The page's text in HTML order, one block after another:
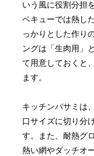
いう風に役割分担
ベキューでは熱し
っかりとした作り
ングは「生肉用」
て用意しておくと
ます。
キッチンバサミは
口サイズに切り分
す。また、耐熱グ
熱い網やダッチオ